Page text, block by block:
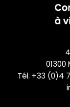
01300
Tél. +33 (0)4